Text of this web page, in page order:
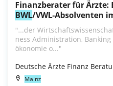
BWL/VWL-Absolventen
"...der
ness Ad­mi­nis­tra­tion,
öko­no­mie o..."
Deutsche Ärzte Finanz
Mainz